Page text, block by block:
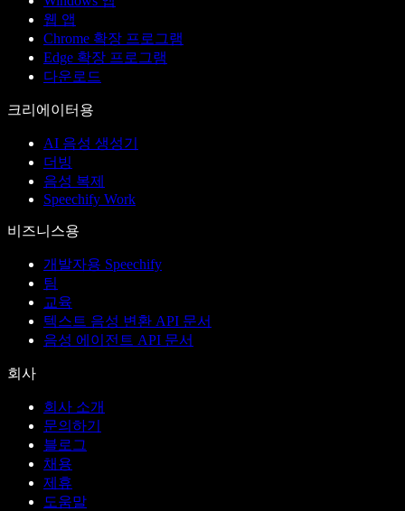
웹 앱
Chrome 확장 프로그램
Edge 확장 프로그램
다운로드
크리에이터용
AI 음성 생성기
더빙
음성 복제
Speechify Work
비즈니스용
개발자용 Speechify
팀
교육
텍스트 음성 변환 API 문서
음성 에이전트 API 문서
회사
회사 소개
문의하기
블로그
채용
제휴
도움말